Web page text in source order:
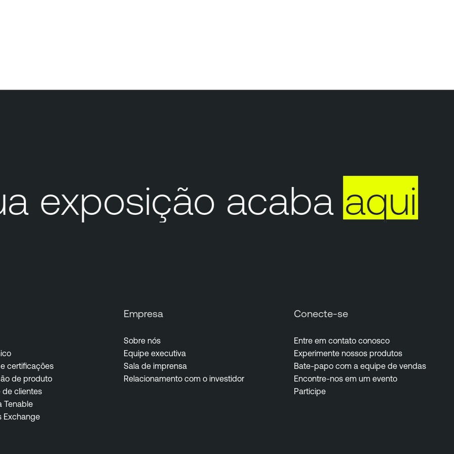
exposição acabaaqui
certificações
de produto
de clientes
Tenable
Exchange
Empresa
Sobre nós
Equipe executiva
Sala de imprensa
Relacionamento com o investidor
Conecte-se
Entre em contato conosco
Experimente nossos produtos
Bate-papo com a equipe de vendas
Encontre-nos em um evento
Participe